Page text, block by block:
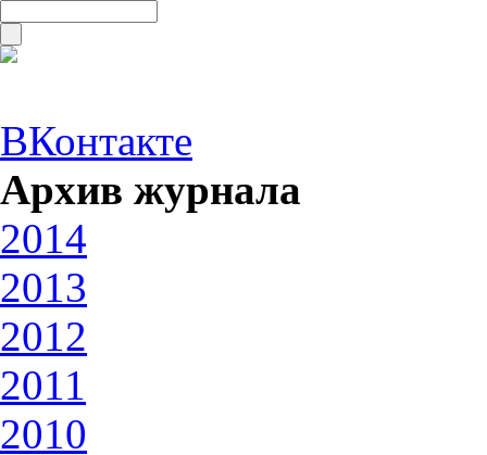
ВКонтакте
Архив журнала
2014
2013
2012
2011
2010